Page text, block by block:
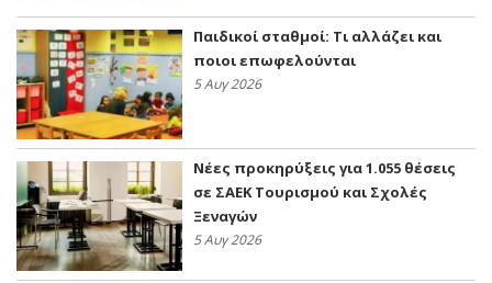
Παιδικοί σταθμοί: Τι αλλάζει και
ποιοι επωφελούνται
5 Αυγ 2026
Νέες προκηρύξεις για 1.055 θέσεις
σε ΣΑΕΚ Τουρισμού και Σχολές
Ξεναγών
5 Αυγ 2026